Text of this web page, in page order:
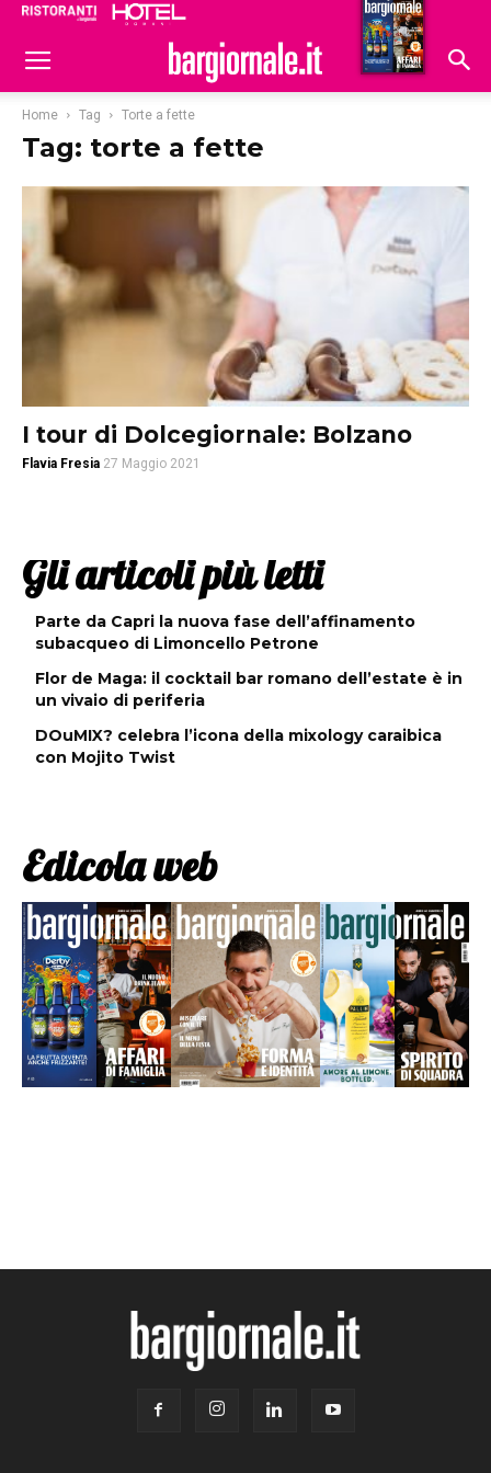
Hoteldomani
Home Tag Torte a fette
Tag: torte a fette
I tour di Dolcegiornale: Bolzano
Flavia Fresia 27 Maggio 2021
Gli articoli più letti
Parte da Capri la nuova fase dell’affinamento
subacqueo di Limoncello Petrone
Flor de Maga: il cocktail bar romano dell’estate è in
un vivaio di periferia
DOuMIX? celebra l’icona della mixology caraibica
con Mojito Twist
Edicola web